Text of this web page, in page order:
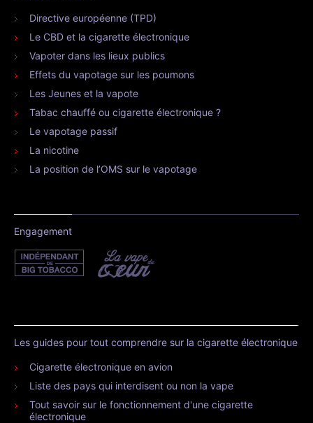
Directive européenne (TPD)
Le CBD et la cigarette électronique
Vapoter dans les lieux publics
Effets du vapotage sur les poumons
Les Jeunes et la vapote
Tabac chauffé ou cigarette électronique ?
Le vapotage passif
La nicotine
La position de l’OMS sur le vapotage
Engagement
Les guides pour tout comprendre sur la cigarette électronique
Cigarette électronique en avion
Liste des pays qui interdisent ou non la vape
Tout savoir sur le fonctionnement d'une cigarette
électronique